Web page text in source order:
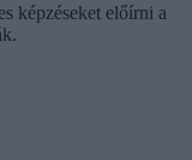
képzéseket előírni a